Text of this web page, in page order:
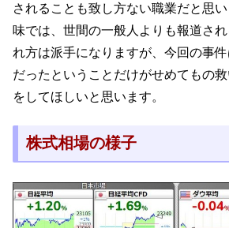
されることも致し方ない職業だと思
味では、世間の一般人よりも報道さ
れ方は派手になりますが、今回の事
だったということだけがせめてもの
をしてほしいと思います。
株式相場の様子